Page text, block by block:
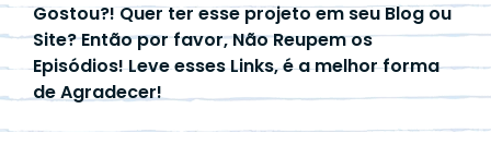
Gostou?! Quer ter esse projeto em seu Blog ou
Site? Então por favor, Não Reupem os
Episódios! Leve esses Links, é a melhor forma
de Agradecer!